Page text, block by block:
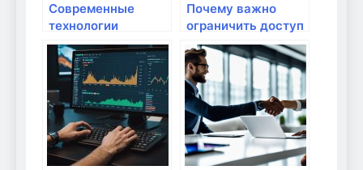
Современные
технологии
шифрования: как
защитить
домашний
интернет от угроз
Почему важно
ограничить доступ
сторонних
устройств к
вашему Wi-Fi:
защищайте
домашний
интернет от угроз